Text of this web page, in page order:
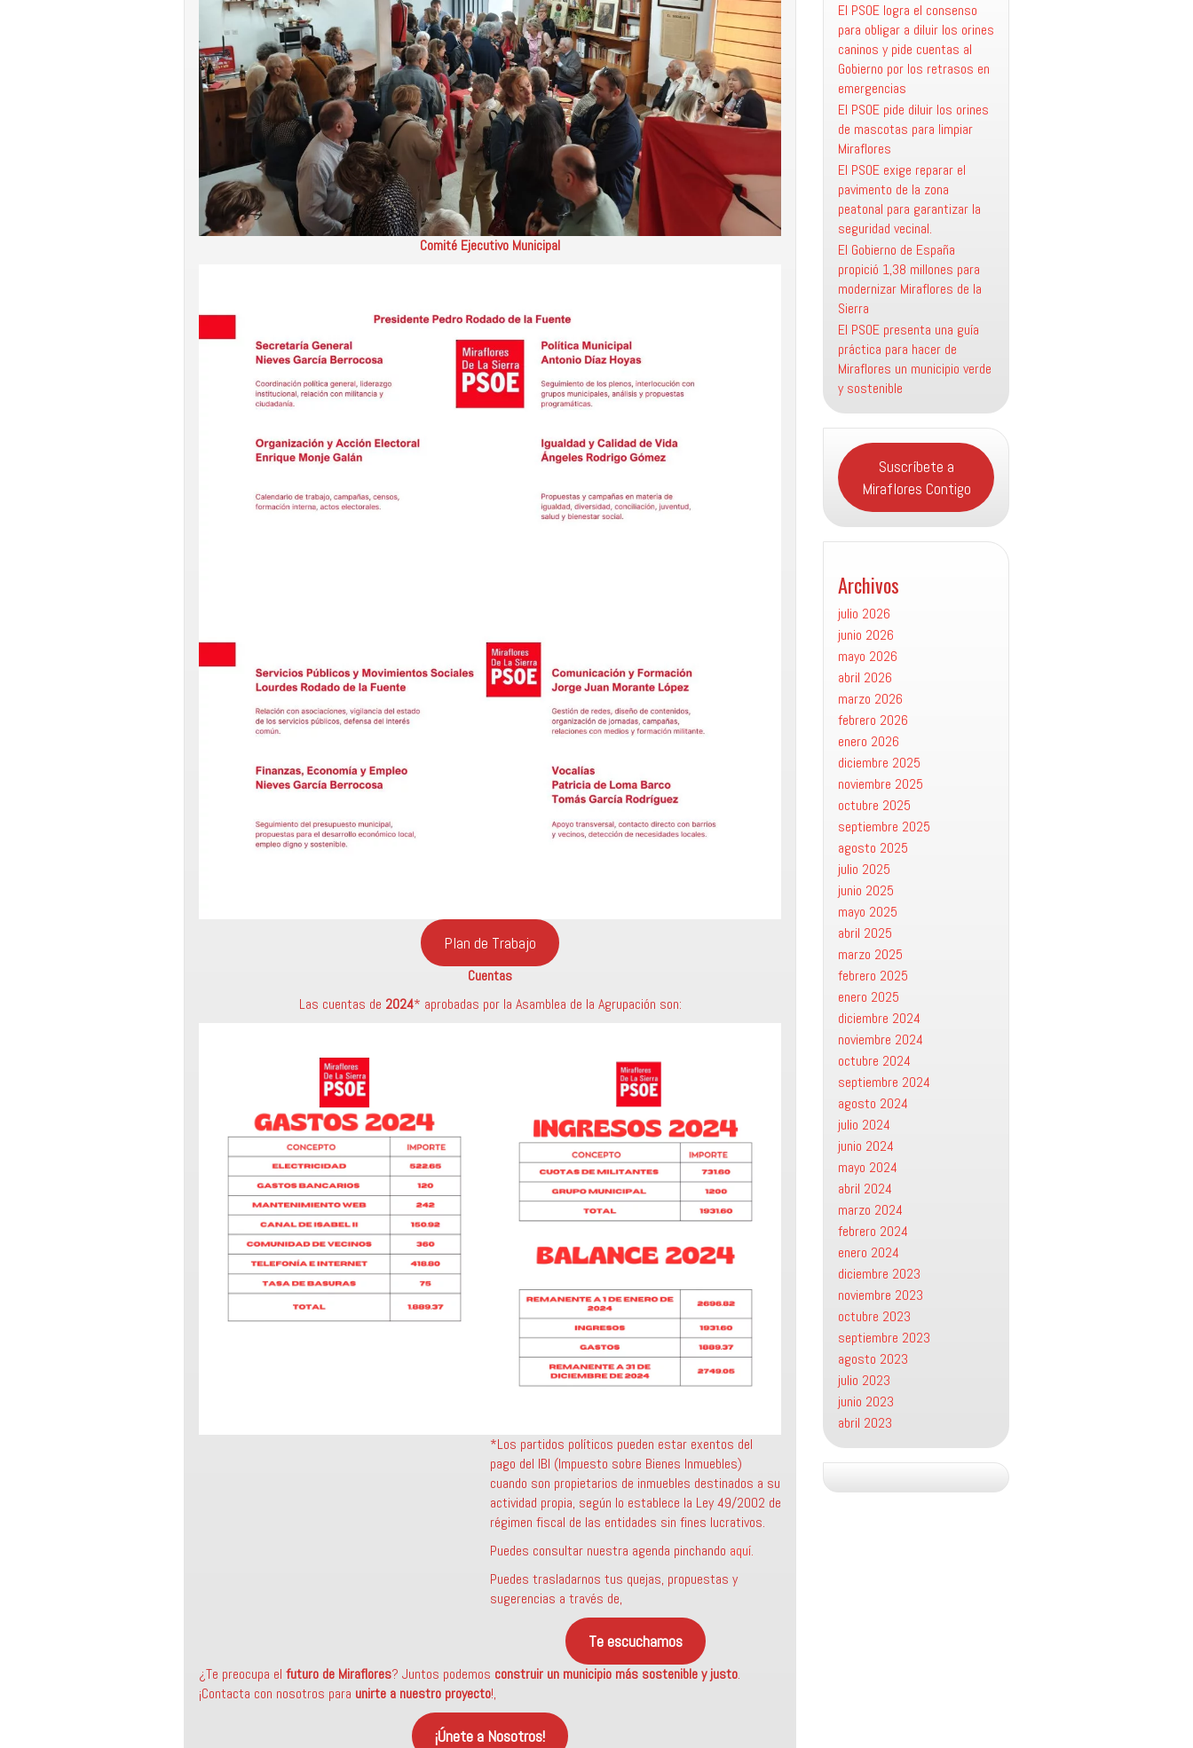
Comité Ejecutivo Municipal
Plan de Trabajo
Cuentas
Las cuentas de 2024* aprobadas por la Asamblea de la Agrupación son:
*Los partidos políticos pueden estar exentos del
pago del IBI (Impuesto sobre Bienes Inmuebles)
cuando son propietarios de inmuebles destinados a su
actividad propia, según lo establece la Ley 49/2002 de
régimen fiscal de las entidades sin fines lucrativos.
Puedes consultar nuestra agenda pinchando aquí.
Puedes trasladarnos tus quejas, propuestas y
sugerencias a través de,
Te escuchamos
¿Te preocupa el futuro de Miraflores? Juntos podemos construir un municipio más sostenibley justo.
¡Contacta con nosotros para unirte a nuestro proyecto!,
¡Únete a Nosotros!
El PSOE logra el consenso
para obligar a diluir los orines
caninos y pide cuentas al
Gobierno por los retrasos en
emergencias
El PSOE pide diluir los orines
de mascotas para limpiar
Miraflores
El PSOE exige reparar el
pavimento de la zona
peatonal para garantizar la
seguridad vecinal.
El Gobierno de España
propició 1,38 millones para
modernizar Miraflores de la
Sierra
El PSOE presenta una guía
práctica para hacer de
Miraflores un municipio verde
y sostenible
Suscríbete a
Miraflores Contigo
Archivos
julio 2026
junio 2026
mayo 2026
abril 2026
marzo 2026
febrero 2026
enero 2026
diciembre 2025
noviembre 2025
octubre 2025
septiembre 2025
agosto 2025
julio 2025
junio 2025
mayo 2025
abril 2025
marzo 2025
febrero 2025
enero 2025
diciembre 2024
noviembre 2024
octubre 2024
septiembre 2024
agosto 2024
julio 2024
junio 2024
mayo 2024
abril 2024
marzo 2024
febrero 2024
enero 2024
diciembre 2023
noviembre 2023
octubre 2023
septiembre 2023
agosto 2023
julio 2023
junio 2023
abril 2023